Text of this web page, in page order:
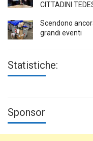
CITTADINI
Scendono
grandi eventi
Statistiche:
Sponsor